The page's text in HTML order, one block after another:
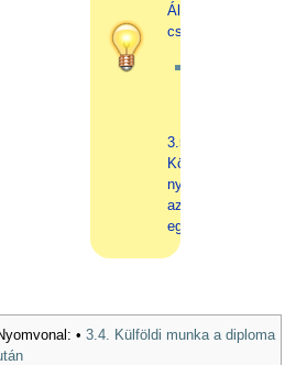
Álláskeresési
csomag
3.5.
Kövesd
nyomon
az
egészségügyet
• 3.4. Külföldi munka a diploma